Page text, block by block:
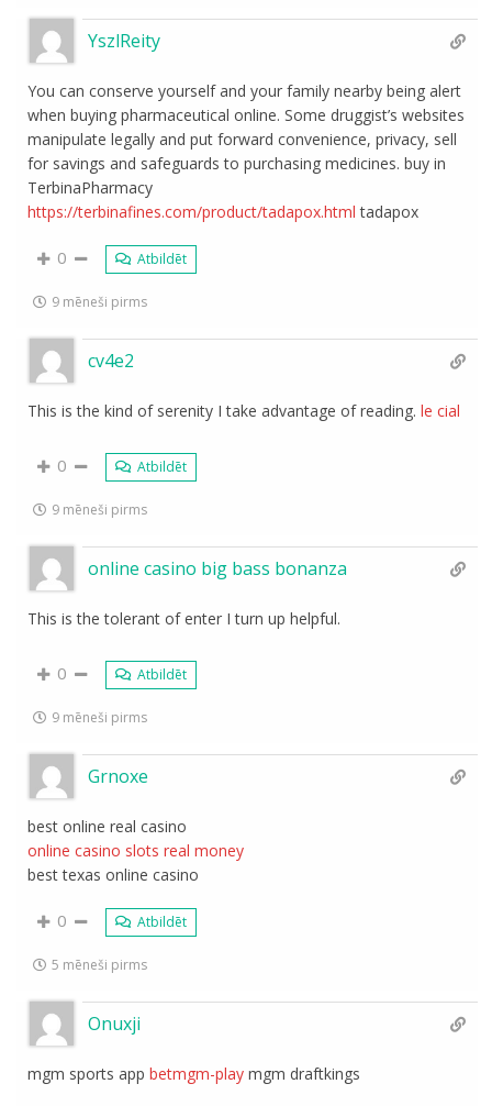
YszlReity
You can conserve yourself and your family nearby being alert
when buying pharmaceutical online. Some druggist’s websites
manipulate legally and put forward convenience, privacy, sell
for savings and safeguards to purchasing medicines. buy in
TerbinaPharmacy
https://terbinafines.com/product/tadapox.html tadapox
0 Atbildēt
9 mēneši pirms
cv4e2
This is the kind of serenity I take advantage of reading.le cial
0 Atbildēt
9 mēneši pirms
online casino big bass bonanza
This is the tolerant of enter I turn up helpful.
0 Atbildēt
9 mēneši pirms
Grnoxe
best online real casino
online casino slots real money
best texas online casino
0 Atbildēt
5 mēneši pirms
Onuxji
mgm sports appbetmgm-play mgm draftkings